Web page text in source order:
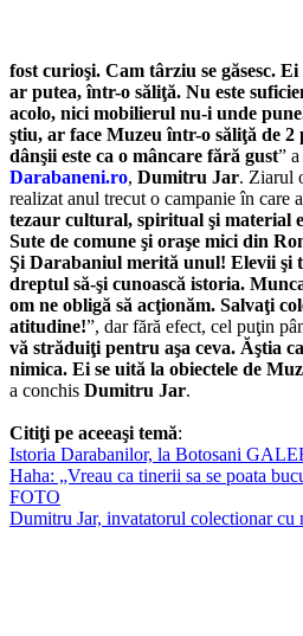
fost curioşi. Cam târziu se găsesc.
ar putea, într-o săliţă. Nu este
acolo, nici mobilierul nu-i unde
ştiu, ar face Muzeu într-o săliţă de
dânşii este ca o mâncare fără gust”
Darabaneni.ro, Dumitru Jar. Ziarul
realizat anul trecut o campanie în care
tezaur cultural, spiritual şi material
Sute de comune şi oraşe mici din
Şi Darabaniul merită unul! Elevii şi
dreptul să-şi cunoască istoria.
om ne obligă să acţionăm. Salvaţi
atitudine!”, dar fără efect, cel puţin
vă străduiţi pentru aşa ceva. Ăştia
nimica. Ei se uită la obiectele de
a conchis Dumitru Jar.
Citiţi pe aceeaşi temă:
Istoria Darabanilor, la Botosani
Haha: „Vreau ca tinerii sa se poata
FOTO
Dumitru Jar, invatatorul colectionar cu